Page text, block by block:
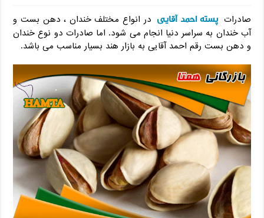
صادرات پسته احمد آقایی در انواع مختلف خندان ، دهن بست و
آب خندان به سراسر دنیا انجام می شود. اما صادرات دو نوع خندان
و دهن بست رقم احمد آقایی به بازار هند بسیار مناسب می باشد.